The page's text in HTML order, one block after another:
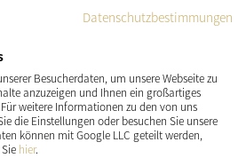
SOCIAL MEDIA
Datenschutzbestimmungen
Besucherdaten, um unsere Webseite zu
anzuzeigen und Ihnen ein großartiges
weitere Informationen zu den von uns
die Einstellungen oder besuchen Sie unsere
können mit Google LLC geteilt werden,
hier.